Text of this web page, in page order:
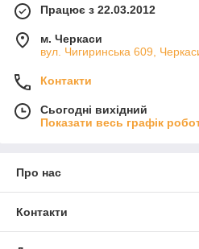
Працює з 22.03.2012
м. Черкаси
вул. Чигиринська 609,
Контакти
Сьогодні вихідний
Показати весь графік
Про нас
Контакти